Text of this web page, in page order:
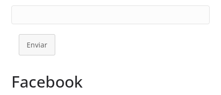
Enviar
Facebook